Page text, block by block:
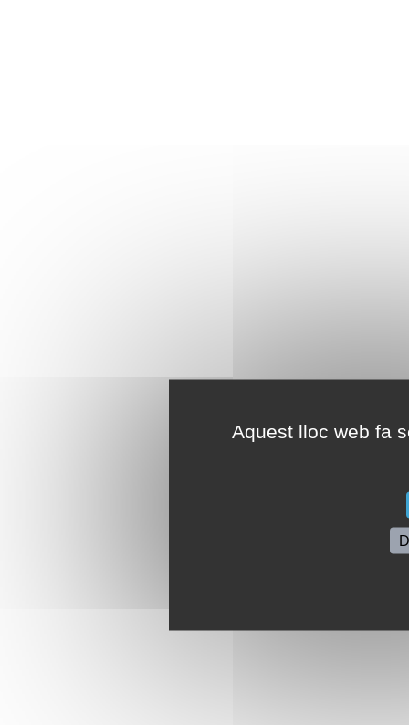
Aquest lloc web fa